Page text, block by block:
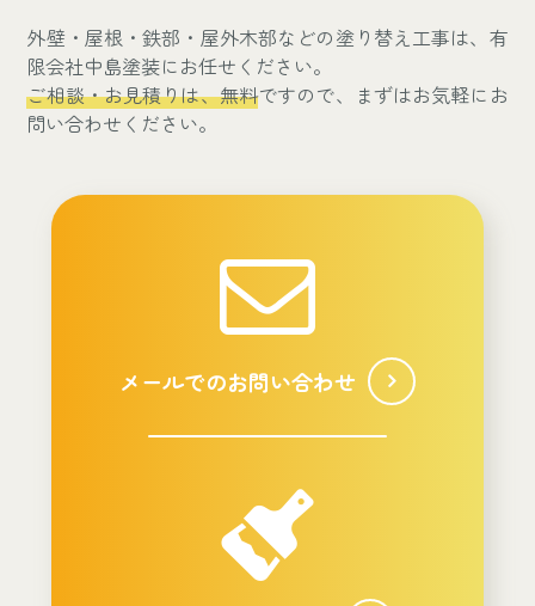
外壁・屋根・鉄部・屋外木部などの塗り替え工事は、有
限会社中島塗装にお任せください。
ご相談・お見積りは、無料ですので、まずはお気軽にお
問い合わせください。
メールでのお問い合わせ